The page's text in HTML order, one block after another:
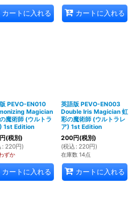
カートに入れる カートに入れる
PEVO-EN010
Magician
魔術師 (ウルトラ
1st Edition
(税別)
: 220円)
ずか
カートに入れる
英語版 PEVO-EN003
Double Iris Magician 虹
彩の魔術師 (ウルトラレ
ア) 1st Edition
200円(税別)
(税込 : 220円)
在庫数 14点
カートに入れる